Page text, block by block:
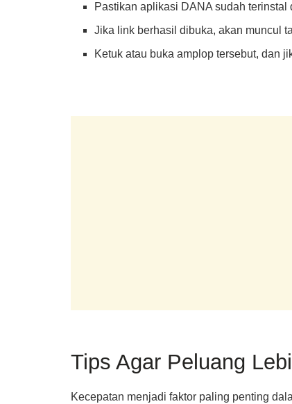
Pastikan aplikasi DANA sudah
Jika link berhasil dibuka, akan muncul
Ketuk atau buka amplop tersebut, dan
Tips Agar Peluang
Kecepatan menjadi faktor paling penting